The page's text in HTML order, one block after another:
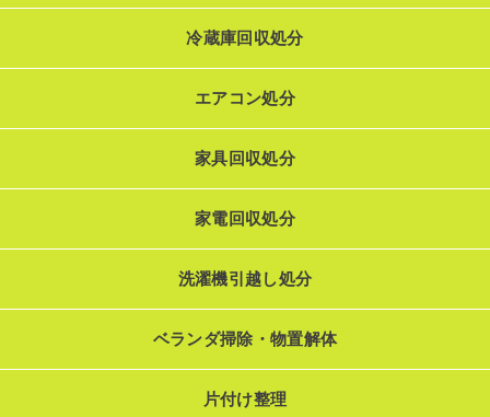
冷蔵庫回収処分
エアコン処分
家具回収処分
家電回収処分
洗濯機引越し処分
ベランダ掃除・物置解体
片付け整理